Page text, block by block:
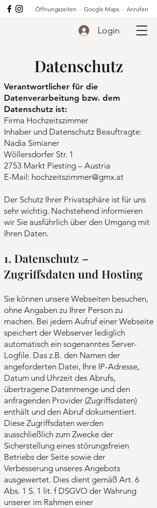
Öffnungszeiten · Google Maps· Anrufen
Login
Datenschutz
Verantwortlicher für die
Datenverarbeitung bzw. dem
Datenschutz ist:
Firma Hochzeitszimmer
Inhaber und Datenschutz Beauftragte:
Nadia Simianer
Wöllersdorfer Str. 1
2753 Markt Piesting – Austria
E-Mail: hochzeitszimmer@gmx.at
Der Schutz Ihrer Privatsphäre ist für uns
sehr wichtig. Nachstehend informieren
wir Sie ausführlich über den Umgang mit
Ihren Daten.
1. Datenschutz –
Zugriffsdaten und Hosting
Sie können unsere Webseiten besuchen,
ohne Angaben zu Ihrer Person zu
machen. Bei jedem Aufruf einer Webseite
speichert der Webserver lediglich
automatisch ein sogenanntes Server-
Logfile. Das z.B. den Namen der
angeforderten Datei, Ihre IP-Adresse,
Datum und Uhrzeit des Abrufs,
übertragene Datenmenge und den
anfragenden Provider (Zugriffsdaten)
enthält und den Abruf dokumentiert.
Diese Zugriffsdaten werden
ausschließlich zum Zwecke der
Sicherstellung eines störungsfreien
Betriebs der Seite sowie der
Verbesserung unseres Angebots
ausgewertet. Dies dient gemäß Art. 6
Abs. 1 S. 1 lit. f DSGVO der Wahrung
unserer im Rahmen einer